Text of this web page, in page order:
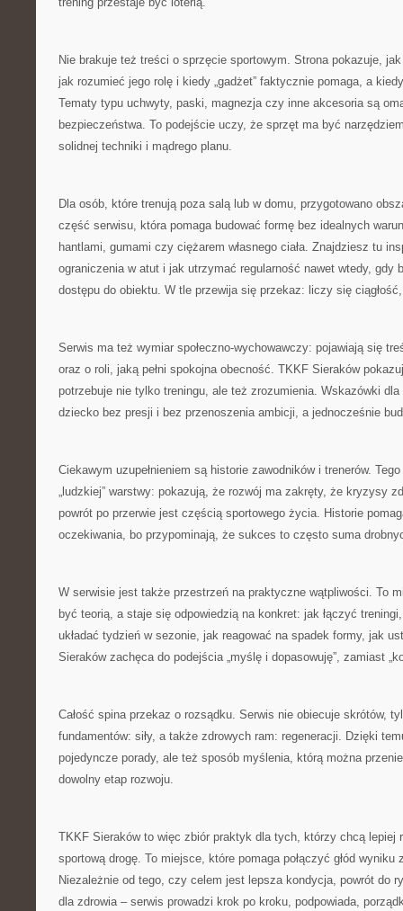
Nie brakuje też treści o sprzęcie sportowym. Strona pokazuje,
jak rozumieć jego rolę i kiedy „gadżet” faktycznie pomaga, a
Tematy typu uchwyty, paski, magnezja czy inne akcesoria są
bezpieczeństwa. To podejście uczy, że sprzęt ma być
solidnej techniki i mądrego planu.
Dla osób, które trenują poza salą lub w domu, przygotowano
część serwisu, która pomaga budować formę bez idealnych
hantlami, gumami czy ciężarem własnego ciała. Znajdziesz tu
ograniczenia w atut i jak utrzymać regularność nawet wtedy, gdy
dostępu do obiektu. W tle przewija się przekaz: liczy się
Serwis ma też wymiar społeczno-wychowawczy: pojawiają się
oraz o roli, jaką pełni spokojna obecność. TKKF Sieraków
potrzebuje nie tylko treningu, ale też zrozumienia. Wskazówki
dziecko bez presji i bez przenoszenia ambicji, a jednocześnie
Ciekawym uzupełnieniem są historie zawodników i trenerów.
„ludzkiej” warstwy: pokazują, że rozwój ma zakręty, że kryzysy
powrót po przerwie jest częścią sportowego życia. Historie
oczekiwania, bo przypominają, że sukces to często suma
W serwisie jest także przestrzeń na praktyczne wątpliwości. To
być teorią, a staje się odpowiedzią na konkret: jak łączyć
układać tydzień w sezonie, jak reagować na spadek formy, jak
Sieraków zachęca do podejścia „myślę i dopasowuję”, zamiast
Całość spina przekaz o rozsądku. Serwis nie obiecuje skrótów,
fundamentów: siły, a także zdrowych ram: regeneracji. Dzięki
pojedyncze porady, ale też sposób myślenia, którą można
dowolny etap rozwoju.
TKKF Sieraków to więc zbiór praktyk dla tych, którzy chcą lepiej
sportową drogę. To miejsce, które pomaga połączyć głód wyniku
Niezależnie od tego, czy celem jest lepsza kondycja, powrót do
dla zdrowia – serwis prowadzi krok po kroku, podpowiada,